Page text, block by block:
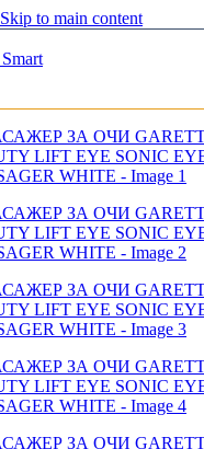
Skip to main content